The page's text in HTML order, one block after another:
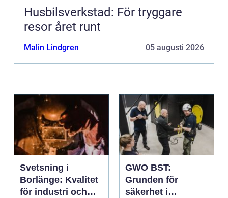
Husbilsverkstad: För tryggare
resor året runt
Malin Lindgren 05 augusti 2026
Svetsning i
Borlänge: Kvalitet
för industri och
GWO BST:
Grunden för
säkerhet i